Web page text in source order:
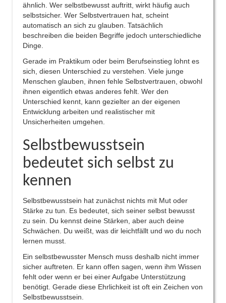
ähnlich. Wer selbstbewusst auftritt, wirkt häufig auch
selbstsicher. Wer Selbstvertrauen hat, scheint
automatisch an sich zu glauben. Tatsächlich
beschreiben die beiden Begriffe jedoch unterschiedliche
Dinge.
Gerade im Praktikum oder beim Berufseinstieg lohnt es
sich, diesen Unterschied zu verstehen. Viele junge
Menschen glauben, ihnen fehle Selbstvertrauen, obwohl
ihnen eigentlich etwas anderes fehlt. Wer den
Unterschied kennt, kann gezielter an der eigenen
Entwicklung arbeiten und realistischer mit
Unsicherheiten umgehen.
Selbstbewusstsein
bedeutet sich selbst zu
kennen
Selbstbewusstsein hat zunächst nichts mit Mut oder
Stärke zu tun. Es bedeutet, sich seiner selbst bewusst
zu sein. Du kennst deine Stärken, aber auch deine
Schwächen. Du weißt, was dir leichtfällt und wo du noch
lernen musst.
Ein selbstbewusster Mensch muss deshalb nicht immer
sicher auftreten. Er kann offen sagen, wenn ihm Wissen
fehlt oder wenn er bei einer Aufgabe Unterstützung
benötigt. Gerade diese Ehrlichkeit ist oft ein Zeichen von
Selbstbewusstsein.